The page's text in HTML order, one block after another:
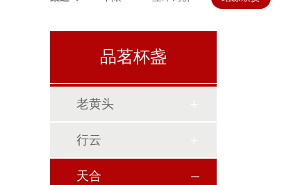
品茗杯盏
老黄头
行云
天合